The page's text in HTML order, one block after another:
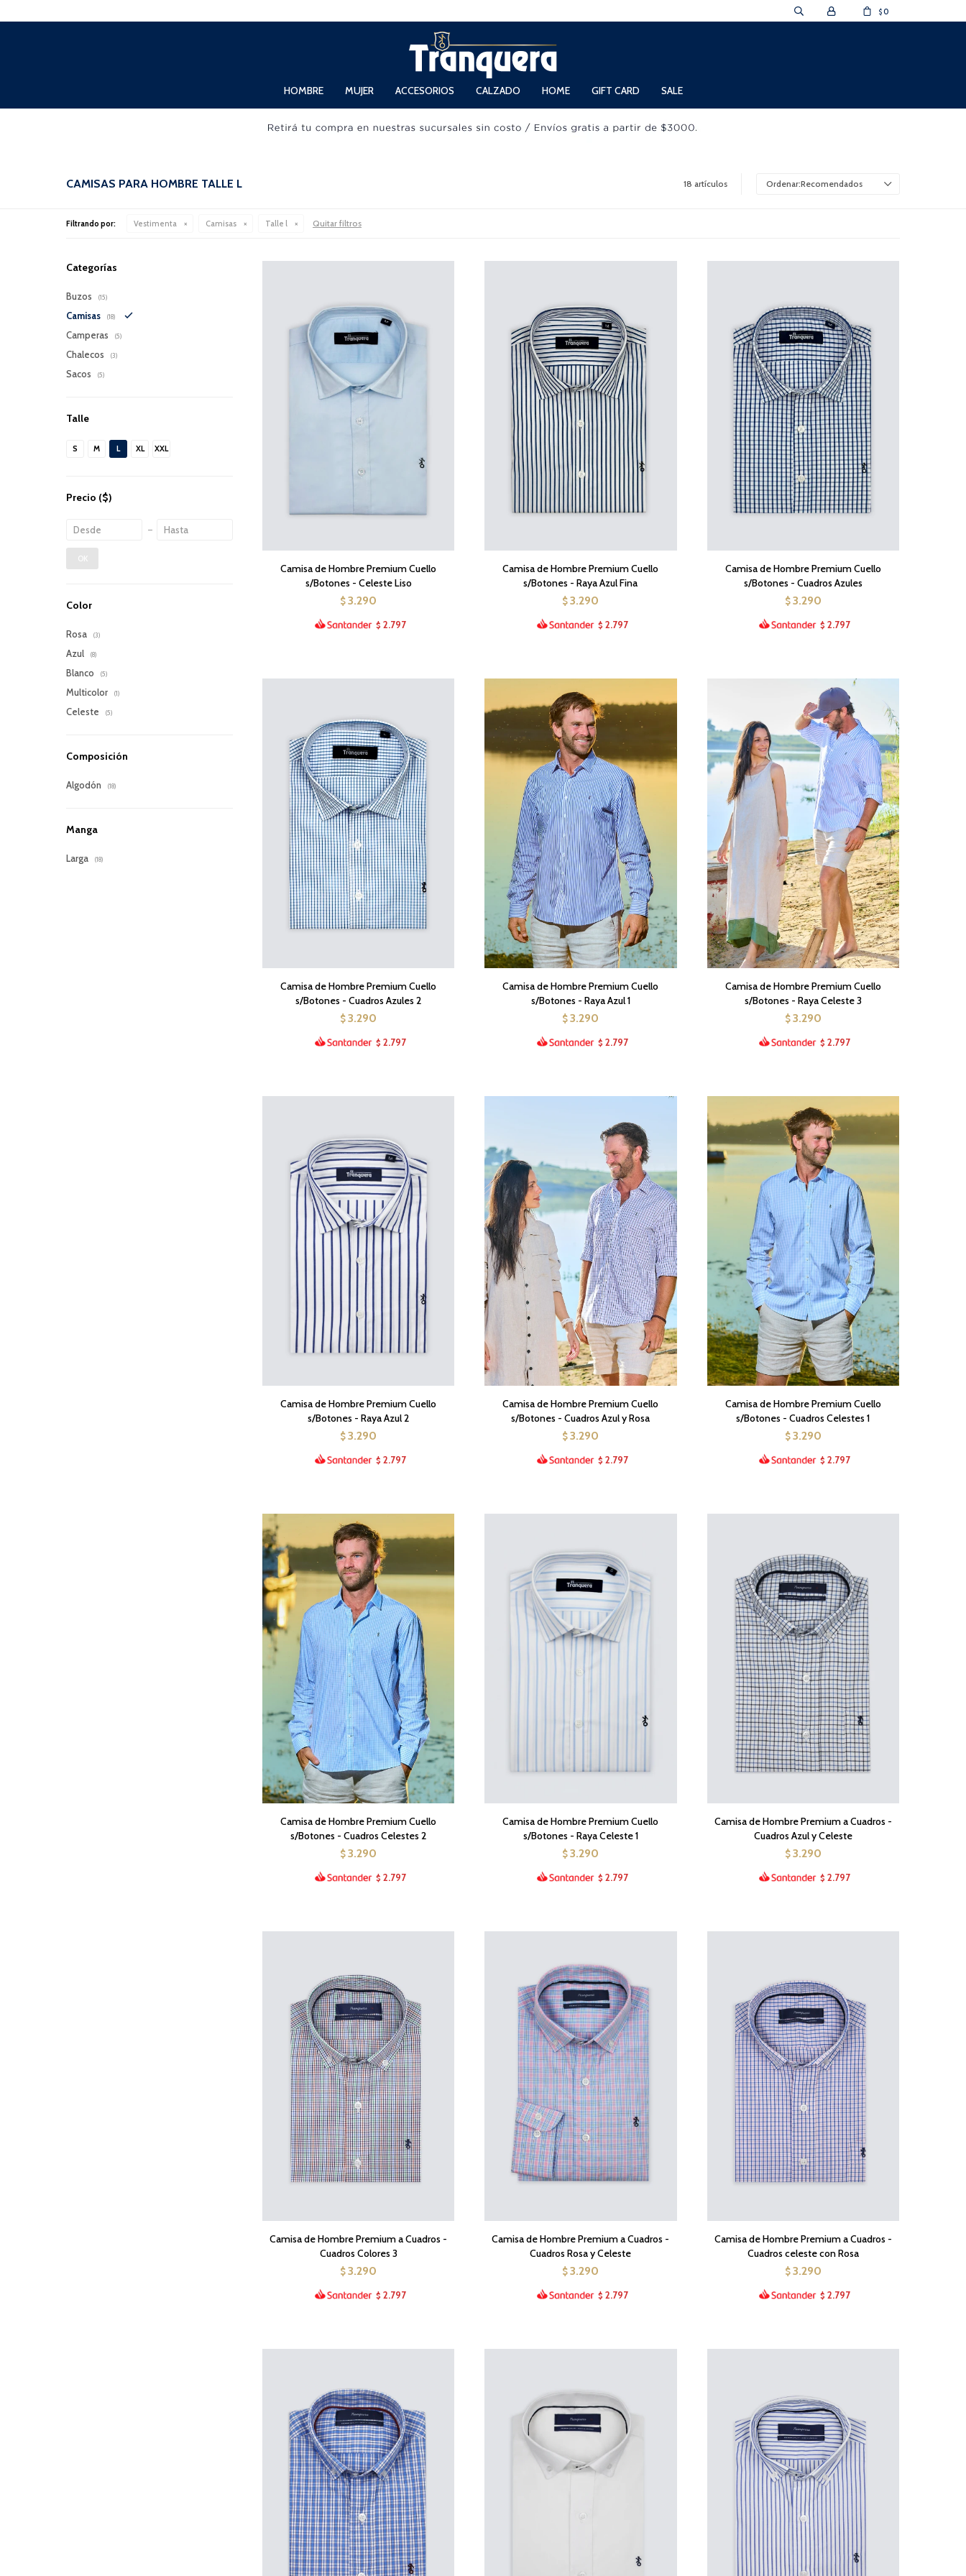
HOMBRE MUJER ACCESORIOS CALZADO HOME GIFT CARD SALE
$ 0
CAMISAS PARA HOMBRE TALLE L 18 artículos Recomendados
Filtrando por: Vestimenta Camisas Talle l Quitar filtros
Camisa de Hombre Premium Cuello
s/Botones - Celeste Liso
$ 3.290
$ 2.797
Camisa de Hombre Premium Cuello
s/Botones - Raya Azul Fina
$ 3.290
$ 2.797
Camisa de Hombre Premium Cuello
s/Botones - Cuadros Azules
$ 3.290
$ 2.797
Camisa de Hombre Premium Cuello
s/Botones - Cuadros Azules 2
$ 3.290
$ 2.797
Camisa de Hombre Premium Cuello
s/Botones - Raya Azul 1
$ 3.290
$ 2.797
Camisa de Hombre Premium Cuello
s/Botones - Raya Celeste 3
$ 3.290
$ 2.797
Camisa de Hombre Premium Cuello
s/Botones - Raya Azul 2
$ 3.290
$ 2.797
Camisa de Hombre Premium Cuello
s/Botones - Cuadros Azul y Rosa
$ 3.290
$ 2.797
Camisa de Hombre Premium Cuello
s/Botones - Cuadros Celestes 1
$ 3.290
$ 2.797
Camisa de Hombre Premium Cuello
s/Botones - Cuadros Celestes 2
$ 3.290
$ 2.797
Camisa de Hombre Premium Cuello
s/Botones - Raya Celeste 1
$ 3.290
$ 2.797
Camisa de Hombre Premium a Cuadros -
Cuadros Azul y Celeste
$ 3.290
$ 2.797
Camisa de Hombre Premium a Cuadros -
Cuadros Colores 3
$ 3.290
$ 2.797
Camisa de Hombre Premium a Cuadros -
Cuadros Rosa y Celeste
$ 3.290
$ 2.797
Camisa de Hombre Premium a Cuadros -
Cuadros celeste con Rosa
$ 3.290
$ 2.797
Categorías
Buzos (15)
Camisas (18)
Camperas (5)
Chalecos (3)
Sacos (5)
Talle
S M L XL XXL
Precio ($)
OK
Color
Rosa (3)
Azul (8)
Blanco (5)
Multicolor (1)
Celeste (5)
Composición
Algodón (18)
Manga
Larga (18)